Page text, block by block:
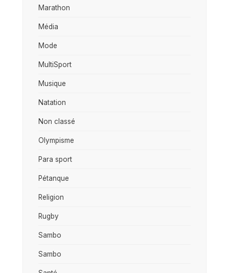
Marathon
Média
Mode
MultiSport
Musique
Natation
Non classé
Olympisme
Para sport
Pétanque
Religion
Rugby
Sambo
Sambo